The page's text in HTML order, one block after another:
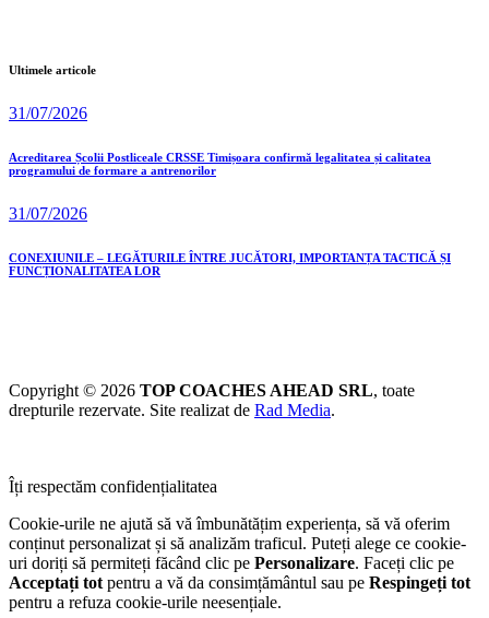
Ultimele articole
31/07/2026
Acreditarea Școlii Postliceale CRSSE Timișoara confirmă legalitatea și calitatea
programului de formare a antrenorilor
31/07/2026
CONEXIUNILE – LEGĂTURILE ÎNTRE JUCĂTORI, IMPORTANȚA TACTICĂ ȘI
FUNCȚIONALITATEA LOR
Copyright © 2026 TOP COACHES AHEAD SRL, toate
drepturile rezervate. Site realizat de Rad Media.
Îți respectăm confidențialitatea
Cookie-urile ne ajută să vă îmbunătățim experiența, să vă oferim
conținut personalizat și să analizăm traficul. Puteți alege ce cookie-
uri doriți să permiteți făcând clic pe Personalizare. Faceți clic pe
Acceptați tot pentru a vă da consimțământul sau pe Respingeți tot
pentru a refuza cookie-urile neesențiale.